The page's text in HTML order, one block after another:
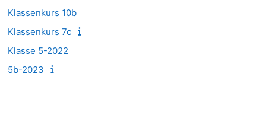
Klassenkurs 10b
Klassenkurs 7c
Klasse 5-2022
5b-2023